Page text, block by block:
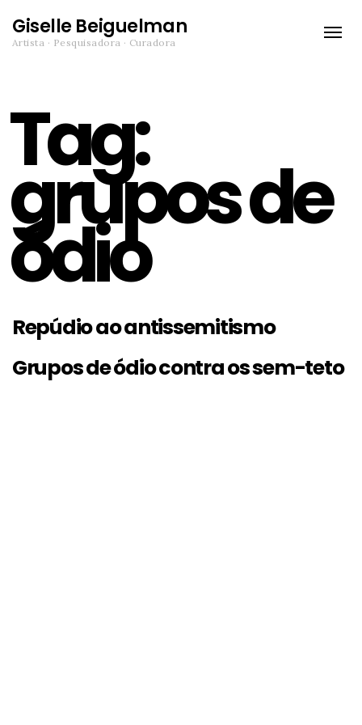
Giselle Beiguelman
Artista · Pesquisadora · Curadora
Toggle
Tag:
grupos de
ódio
Repúdio ao antissemitismo
Grupos de ódio contra os sem-teto